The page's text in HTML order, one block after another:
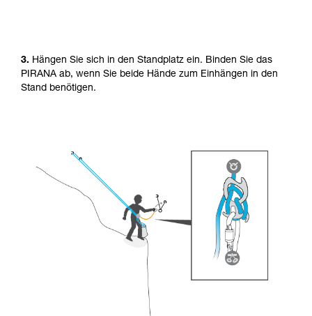
3. Hängen Sie sich in den Standplatz ein. Binden Sie das
PIRANA ab, wenn Sie beide Hände zum Einhängen in den
Stand benötigen.